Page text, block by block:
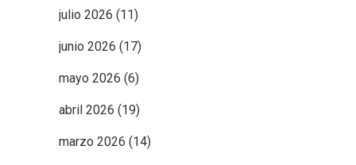
julio 2026 (11)
junio 2026 (17)
mayo 2026 (6)
abril 2026 (19)
marzo 2026 (14)